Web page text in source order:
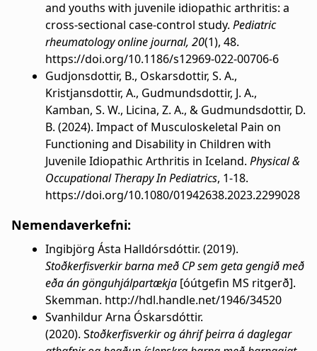
and youths with juvenile idiopathic arthritis: a
cross-sectional case-control study. Pediatric
rheumatology online journal, 20(1), 48.
https://doi.org/10.1186/s12969-022-00706-6
Gudjonsdottir, B., Oskarsdottir, S. A.,
Kristjansdottir, A., Gudmundsdottir, J. A.,
Kamban, S. W., Licina, Z. A., & Gudmundsdottir, D.
B. (2024). Impact of Musculoskeletal Pain on
Functioning and Disability in Children with
Juvenile Idiopathic Arthritis in Iceland. Physical &
Occupational Therapy In Pediatrics, 1-18.
https://doi.org/10.1080/01942638.2023.2299028
Nemendaverkefni:
Ingibjörg Ásta Halldórsdóttir. (2019).
Stoðkerfisverkir barna með CP sem geta gengið með
eða án gönguhjálpartækja [óútgefin MS ritgerð].
Skemman. http://hdl.handle.net/1946/34520
Svanhildur Arna Óskarsdóttir.
(2020). Stoðkerfisverkir og áhrif þeirra á daglegar